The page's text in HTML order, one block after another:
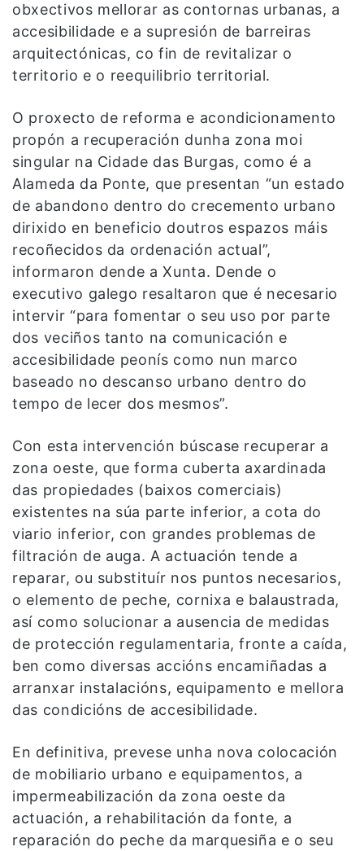
obxectivos mellorar as contornas urbanas, a
accesibilidade e a supresión de barreiras
arquitectónicas, co fin de revitalizar o
territorio e o reequilibrio territorial.
O proxecto de reforma e acondicionamento
propón a recuperación dunha zona moi
singular na Cidade das Burgas, como é a
Alameda da Ponte, que presentan “un estado
de abandono dentro do crecemento urbano
dirixido en beneficio doutros espazos máis
recoñecidos da ordenación actual”,
informaron dende a Xunta. Dende o
executivo galego resaltaron que é necesario
intervir “para fomentar o seu uso por parte
dos veciños tanto na comunicación e
accesibilidade peonís como nun marco
baseado no descanso urbano dentro do
tempo de lecer dos mesmos”.
Con esta intervención búscase recuperar a
zona oeste, que forma cuberta axardinada
das propiedades (baixos comerciais)
existentes na súa parte inferior, a cota do
viario inferior, con grandes problemas de
filtración de auga. A actuación tende a
reparar, ou substituír nos puntos necesarios,
o elemento de peche, cornixa e balaustrada,
así como solucionar a ausencia de medidas
de protección regulamentaria, fronte a caída,
ben como diversas accións encamiñadas a
arranxar instalacións, equipamento e mellora
das condicións de accesibilidade.
En definitiva, prevese unha nova colocación
de mobiliario urbano e equipamentos, a
impermeabilización da zona oeste da
actuación, a rehabilitación da fonte, a
reparación do peche da marquesiña e o seu